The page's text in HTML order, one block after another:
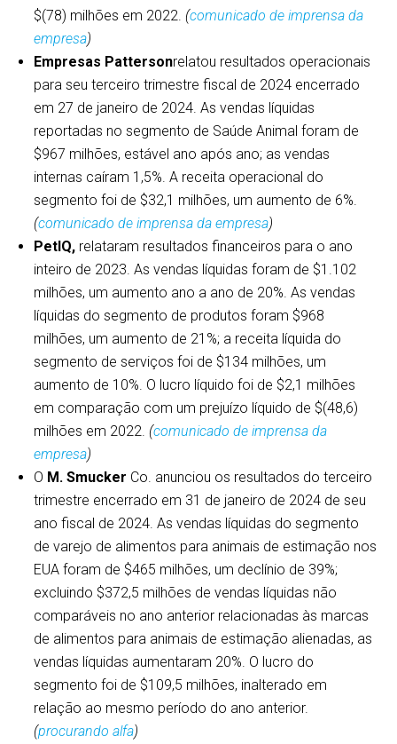
$(78) milhões em 2022. (comunicado de imprensa da
empresa)
Empresas Pattersonrelatou resultados operacionais
para seu terceiro trimestre fiscal de 2024 encerrado
em 27 de janeiro de 2024. As vendas líquidas
reportadas no segmento de Saúde Animal foram de
$967 milhões, estável ano após ano; as vendas
internas caíram 1,5%. A receita operacional do
segmento foi de $32,1 milhões, um aumento de 6%.
(comunicado de imprensa da empresa)
PetIQ, relataram resultados financeiros para o ano
inteiro de 2023. As vendas líquidas foram de $1.102
milhões, um aumento ano a ano de 20%. As vendas
líquidas do segmento de produtos foram $968
milhões, um aumento de 21%; a receita líquida do
segmento de serviços foi de $134 milhões, um
aumento de 10%. O lucro líquido foi de $2,1 milhões
em comparação com um prejuízo líquido de $(48,6)
milhões em 2022. (comunicado de imprensa da
empresa)
O M. Smucker Co. anunciou os resultados do terceiro
trimestre encerrado em 31 de janeiro de 2024 de seu
ano fiscal de 2024. As vendas líquidas do segmento
de varejo de alimentos para animais de estimação nos
EUA foram de $465 milhões, um declínio de 39%;
excluindo $372,5 milhões de vendas líquidas não
comparáveis no ano anterior relacionadas às marcas
de alimentos para animais de estimação alienadas, as
vendas líquidas aumentaram 20%. O lucro do
segmento foi de $109,5 milhões, inalterado em
relação ao mesmo período do ano anterior.
(procurando alfa)